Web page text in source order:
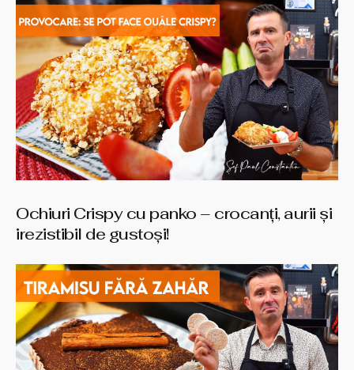
Ochiuri Crispy cu panko – crocanți, aurii și
irezistibil de gustoși!